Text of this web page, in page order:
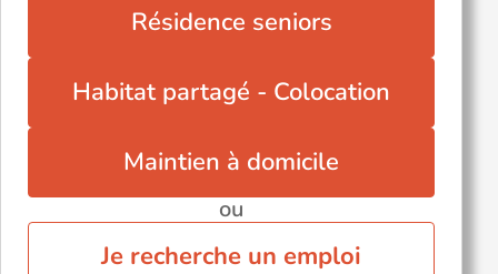
Yerres (91330)
Étampes (91150)
Résidence seniors
Habitat partagé - Colocation
Maintien à domicile
ou
Je recherche un emploi